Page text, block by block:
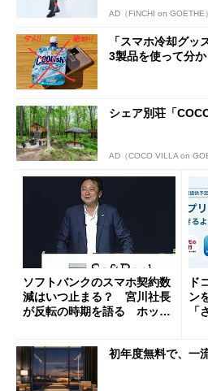
AD（FINCHI on GOETHE）
「スマホ冷却グ
3製品を使って分
シェア別荘「
AD（COCO VILLA on
ソフトバンクのスマホ契約数
減はいつ止まる？ 宮川社長
が反転の時期を語る ホッピ
ド
ン
「
初年度無料で、一